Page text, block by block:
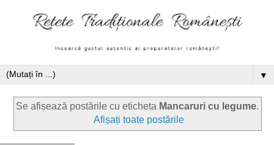
▼
Se afișează postările cu eticheta Mancaruri cu legume.
Afișați toate postările